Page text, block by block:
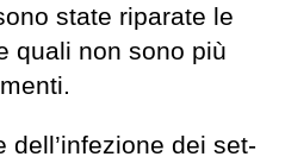
state riparate le
quali non sono più
dell’infezione dei set-